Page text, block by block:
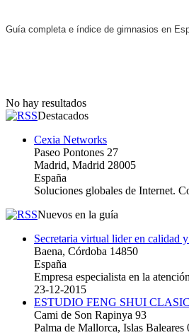
Guía completa e índice de gimnasios en
No hay resultados
Destacados
Cexia Networks
Paseo Pontones 27
Madrid, Madrid 28005
España
Soluciones globales de Internet.
Nuevos en la guía
Secretaria virtual lider en calidad
Baena, Córdoba 14850
España
Empresa especialista en la
23-12-2015
ESTUDIO FENG SHUI
Cami de Son Rapinya 93
Palma de Mallorca, Islas Baleares